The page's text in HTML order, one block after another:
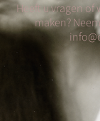
Heeft u vragen of
maken?